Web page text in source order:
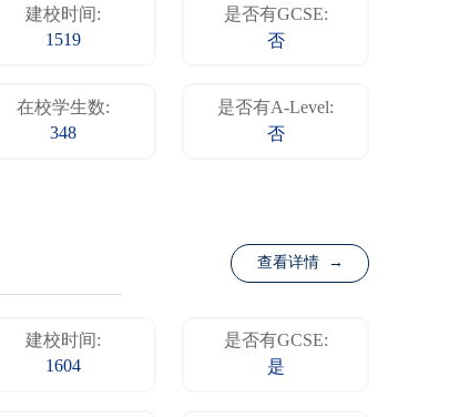
建校时间:
1519
是否有GCSE:
否
在校学生数:
348
是否有A-Level:
否
查看详情 →
建校时间:
1604
是否有GCSE:
是